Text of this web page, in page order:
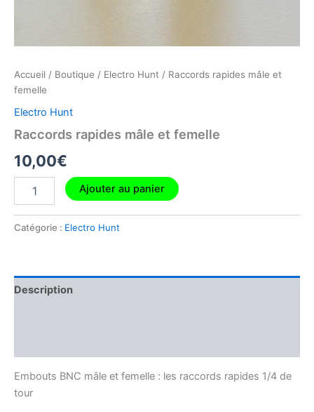
Accueil / Boutique / Electro Hunt / Raccords rapides mâle et
femelle
Electro Hunt
Raccords rapides mâle et femelle
10,00€
Ajouter au panier
Catégorie : Electro Hunt
Description
Embouts BNC mâle et femelle : les raccords rapides 1/4 de
tour